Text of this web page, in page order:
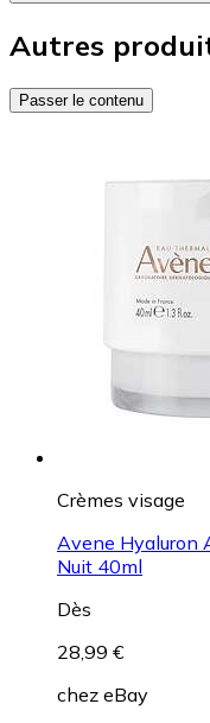
Autres
Passer le contenu
Crèmes visage
Avene Hyaluron
Nuit 40ml
Dès
28,99 €
chez eBay